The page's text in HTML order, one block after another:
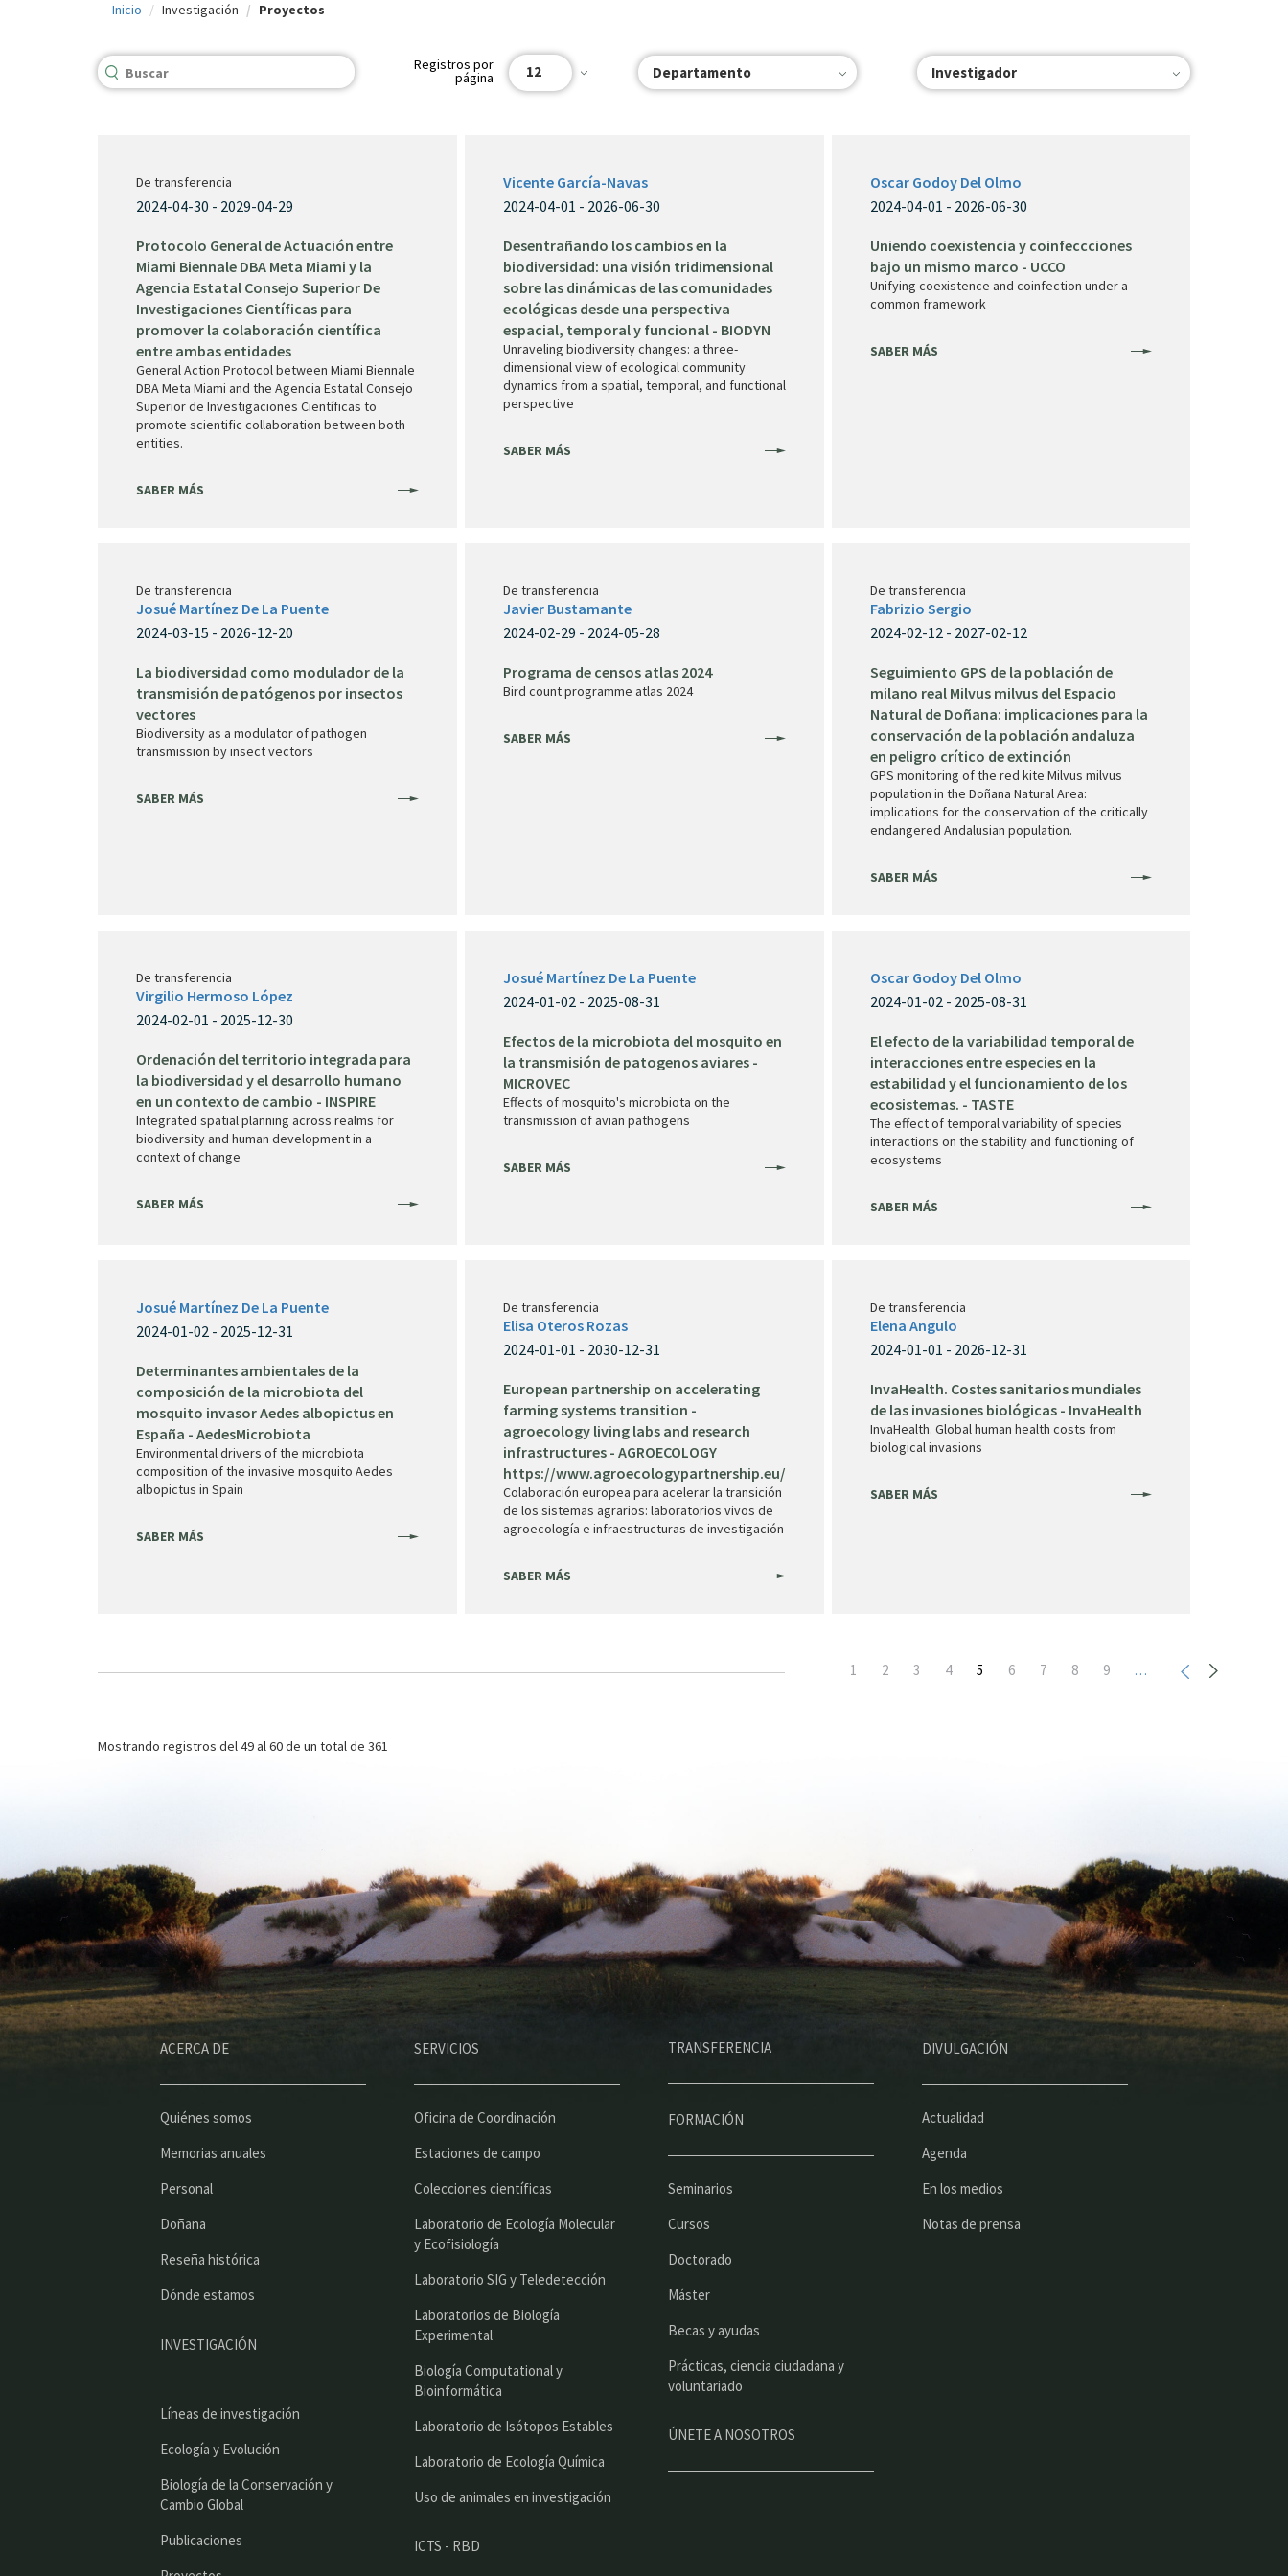
Inicio Investigación Proyectos
Registros por
página 12 Departamento Investigador
De transferencia
2024-04-30 - 2029-04-29
Protocolo General de Actuación entre
Miami Biennale DBA Meta Miami y la
Agencia Estatal Consejo Superior De
Investigaciones Científicas para
promover la colaboración científica
entre ambas entidades
General Action Protocol between Miami Biennale
DBA Meta Miami and the Agencia Estatal Consejo
Superior de Investigaciones Científicas to
promote scientific collaboration between both
entities.
SABER MÁS
Vicente García-Navas
2024-04-01 - 2026-06-30
Desentrañando los cambios en la
biodiversidad: una visión tridimensional
sobre las dinámicas de las comunidades
ecológicas desde una perspectiva
espacial, temporal y funcional - BIODYN
Unraveling biodiversity changes: a three-
dimensional view of ecological community
dynamics from a spatial, temporal, and functional
perspective
SABER MÁS
Oscar Godoy Del Olmo
2024-04-01 - 2026-06-30
Uniendo coexistencia y coinfeccciones
bajo un mismo marco - UCCO
Unifying coexistence and coinfection under a
common framework
SABER MÁS
De transferencia
Josué Martínez De La Puente
2024-03-15 - 2026-12-20
La biodiversidad como modulador de la
transmisión de patógenos por insectos
vectores
Biodiversity as a modulator of pathogen
transmission by insect vectors
SABER MÁS
De transferencia
Javier Bustamante
2024-02-29 - 2024-05-28
Programa de censos atlas 2024
Bird count programme atlas 2024
SABER MÁS
De transferencia
Fabrizio Sergio
2024-02-12 - 2027-02-12
Seguimiento GPS de la población de
milano real Milvus milvus del Espacio
Natural de Doñana: implicaciones para la
conservación de la población andaluza
en peligro crítico de extinción
GPS monitoring of the red kite Milvus milvus
population in the Doñana Natural Area:
implications for the conservation of the critically
endangered Andalusian population.
SABER MÁS
De transferencia
Virgilio Hermoso López
2024-02-01 - 2025-12-30
Ordenación del territorio integrada para
la biodiversidad y el desarrollo humano
en un contexto de cambio - INSPIRE
Integrated spatial planning across realms for
biodiversity and human development in a
context of change
SABER MÁS
Josué Martínez De La Puente
2024-01-02 - 2025-08-31
Efectos de la microbiota del mosquito en
la transmisión de patogenos aviares -
MICROVEC
Effects of mosquito's microbiota on the
transmission of avian pathogens
SABER MÁS
Oscar Godoy Del Olmo
2024-01-02 - 2025-08-31
El efecto de la variabilidad temporal de
interacciones entre especies en la
estabilidad y el funcionamiento de los
ecosistemas. - TASTE
The effect of temporal variability of species
interactions on the stability and functioning of
ecosystems
SABER MÁS
Josué Martínez De La Puente
2024-01-02 - 2025-12-31
Determinantes ambientales de la
composición de la microbiota del
mosquito invasor Aedes albopictus en
España - AedesMicrobiota
Environmental drivers of the microbiota
composition of the invasive mosquito Aedes
albopictus in Spain
SABER MÁS
De transferencia
Elisa Oteros Rozas
2024-01-01 - 2030-12-31
European partnership on accelerating
farming systems transition -
agroecology living labs and research
infrastructures - AGROECOLOGY
https://www.agroecologypartnership.eu/
Colaboración europea para acelerar la transición
de los sistemas agrarios: laboratorios vivos de
agroecología e infraestructuras de investigación
SABER MÁS
De transferencia
Elena Angulo
2024-01-01 - 2026-12-31
InvaHealth. Costes sanitarios mundiales
de las invasiones biológicas - InvaHealth
InvaHealth. Global human health costs from
biological invasions
SABER MÁS
Page
1 Page
2 Page
3 Page
4
Página
5 Page
6 Page
7 Page
8 Page
9 …
Mostrando registros del49 al 60de un total de 361
ACERCA DE
Quiénes somos
Memorias anuales
Personal
Doñana
Reseña histórica
Dónde estamos
INVESTIGACIÓN
Líneas de investigación
Ecología y Evolución
Biología de la Conservación y
Cambio Global
Publicaciones
SERVICIOS
Oficina de Coordinación
Estaciones de campo
Colecciones científicas
Laboratorio de Ecología Molecular
y Ecofisiología
Laboratorio SIG y Teledetección
Laboratorios de Biología
Experimental
Biología Computational y
Bioinformática
Laboratorio de Isótopos Estables
Laboratorio de Ecología Química
Uso de animales en investigación
ICTS - RBD
TRANSFERENCIA
FORMACIÓN
Seminarios
Cursos
Doctorado
Máster
Becas y ayudas
Prácticas, ciencia ciudadana y
voluntariado
ÚNETE A NOSOTROS
DIVULGACIÓN
Actualidad
Agenda
En los medios
Notas de prensa